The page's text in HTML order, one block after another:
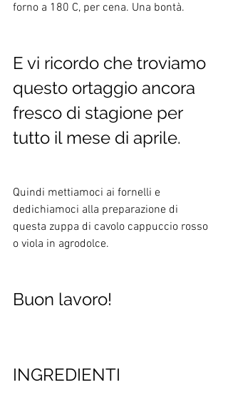
forno a 180 C, per cena. Una bontà.
E vi ricordo che troviamo
questo ortaggio ancora
fresco di stagione per
tutto il mese di aprile.
Quindi mettiamoci ai fornelli e
dedichiamoci alla preparazione di
questa zuppa di cavolo cappuccio rosso
o viola in agrodolce.
Buon lavoro!
INGREDIENTI